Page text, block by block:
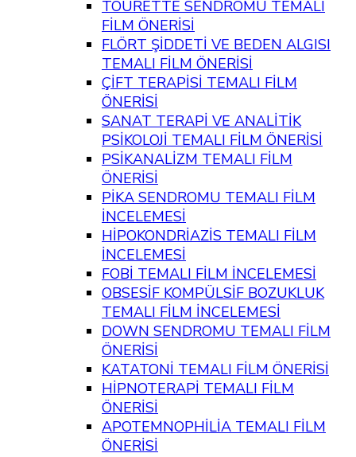
TOURETTE SENDROMU TEMALI
FİLM ÖNERİSİ
FLÖRT ŞİDDETİ VE BEDEN ALGISI
TEMALI FİLM ÖNERİSİ
ÇİFT TERAPİSİ TEMALI FİLM
ÖNERİSİ
SANAT TERAPİ VE ANALİTİK
PSİKOLOJİ TEMALI FİLM ÖNERİSİ
PSİKANALİZM TEMALI FİLM
ÖNERİSİ
PİKA SENDROMU TEMALI FİLM
İNCELEMESİ
HİPOKONDRİAZİS TEMALI FİLM
İNCELEMESİ
FOBİ TEMALI FİLM İNCELEMESİ
OBSESİF KOMPÜLSİF BOZUKLUK
TEMALI FİLM İNCELEMESİ
DOWN SENDROMU TEMALI FİLM
ÖNERİSİ
KATATONİ TEMALI FİLM ÖNERİSİ
HİPNOTERAPİ TEMALI FİLM
ÖNERİSİ
APOTEMNOPHİLİA TEMALI FİLM
ÖNERİSİ